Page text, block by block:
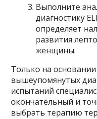
Выполните
диагностику
определяет
развития
женщины.
Только на
вышеупомянутых
испытаний
окончательный и
выбрать терапию